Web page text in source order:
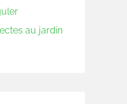
au jardin